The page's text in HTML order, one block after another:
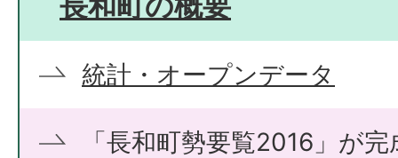
統計・オープンデータ
「長和町勢要覧2016」が